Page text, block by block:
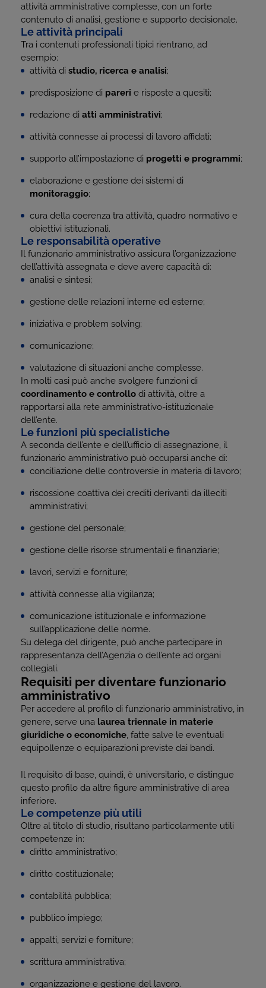
attività amministrative complesse, con un forte
contenuto di analisi, gestione e supporto decisionale.
Le attività principali
Tra i contenuti professionali tipici rientrano, ad
esempio:
attività di studio, ricerca e analisi;
predisposizione di pareri e risposte a quesiti;
redazione di atti amministrativi;
attività connesse ai processi di lavoro affidati;
supporto all’impostazione di progetti e programmi;
elaborazione e gestione dei sistemi di
monitoraggio;
cura della coerenza tra attività, quadro normativo e
obiettivi istituzionali.
Le responsabilità operative
Il funzionario amministrativo assicura l’organizzazione
dell’attività assegnata e deve avere capacità di:
analisi e sintesi;
gestione delle relazioni interne ed esterne;
iniziativa e problem solving;
comunicazione;
valutazione di situazioni anche complesse.
In molti casi può anche svolgere funzioni di
coordinamento e controllo di attività, oltre a
rapportarsi alla rete amministrativo-istituzionale
dell’ente.
Le funzioni più specialistiche
A seconda dell’ente e dell’ufficio di assegnazione, il
funzionario amministrativo può occuparsi anche di:
conciliazione delle controversie in materia di lavoro;
riscossione coattiva dei crediti derivanti da illeciti
amministrativi;
gestione del personale;
gestione delle risorse strumentali e finanziarie;
lavori, servizi e forniture;
attività connesse alla vigilanza;
comunicazione istituzionale e informazione
sull’applicazione delle norme.
Su delega del dirigente, può anche partecipare in
rappresentanza dell’Agenzia o dell’ente ad organi
collegiali.
Requisiti per diventare funzionario
amministrativo
Per accedere al profilo di funzionario amministrativo, in
genere, serve una laurea triennale in materie
giuridiche o economiche, fatte salve le eventuali
equipollenze o equiparazioni previste dai bandi.
Il requisito di base, quindi, è universitario, e distingue
questo profilo da altre figure amministrative di area
inferiore.
Le competenze più utili
Oltre al titolo di studio, risultano particolarmente utili
competenze in:
diritto amministrativo;
diritto costituzionale;
contabilità pubblica;
pubblico impiego;
appalti, servizi e forniture;
scrittura amministrativa;
organizzazione e gestione del lavoro.